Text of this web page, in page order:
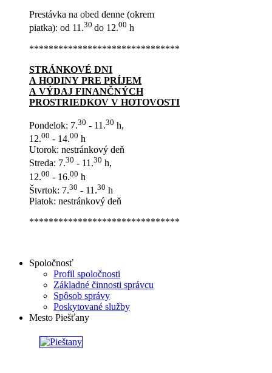
Prestávka na obed denne (okrem
piatka): od 11.30 do 12.00 h
*******************************
STRÁNKOVÉ DNI
A HODINY PRE PRÍJEM
A VÝDAJ FINANČNÝCH
PROSTRIEDKOV V HOTOVOSTI
Pondelok: 7.30 - 11.30 h,
12.00 - 14.00 h
Utorok: nestránkový deň
Streda: 7.30 - 11.30 h,
12.00 - 16.00 h
Štvrtok: 7.30 - 11.30 h
Piatok: nestránkový deň
*******************************
Spoločnosť
Profil spoločnosti
Základné činnosti správcu
Spôsob správy
Poskytované služby
Mesto Piešťany